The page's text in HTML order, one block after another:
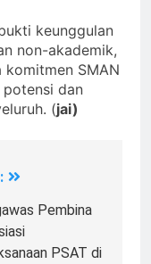
keunggulan
non-akademik,
SMAN
potensi dan
(jai)
Pembina
PSAT di